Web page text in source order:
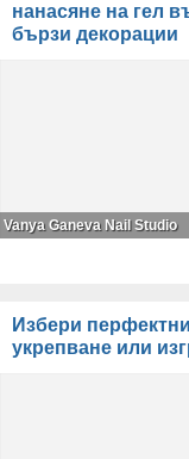
нанасяне на гел
бързи декорации
Vanya Ganeva Nail Studio
Избери
укрепване или